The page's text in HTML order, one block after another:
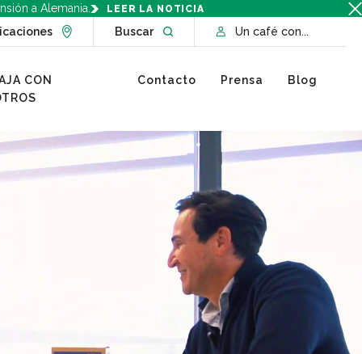
a Alemania. LEER LA NOTICIA
Go to Locations page
BuscarOpen website searchUn café con...
CON
Contacto Prensa Blog